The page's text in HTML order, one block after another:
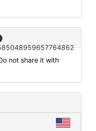
not share it with